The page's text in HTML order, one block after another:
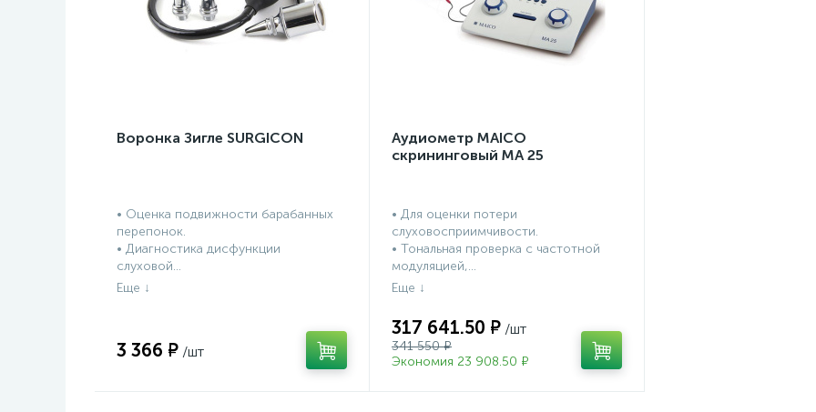
Воронка Зигле SURGICON
• Оценка подвижности барабанных
перепонок.
• Диагностика дисфункции
слуховой...
3 366 ₽
Аудиометр MAICO
скрининговый МА 25
• Для оценки потери
слуховосприимчивости.
• Тональная проверка с частотной
модуляцией,...
317 641.50 ₽
341 550 ₽
Экономия 23 908.50 ₽